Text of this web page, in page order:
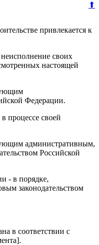
⬆
привлекается к
своих
настоящей
Федерации.
процессе своей
административным,
Российской
- в порядке,
законодательством
в соответствии с